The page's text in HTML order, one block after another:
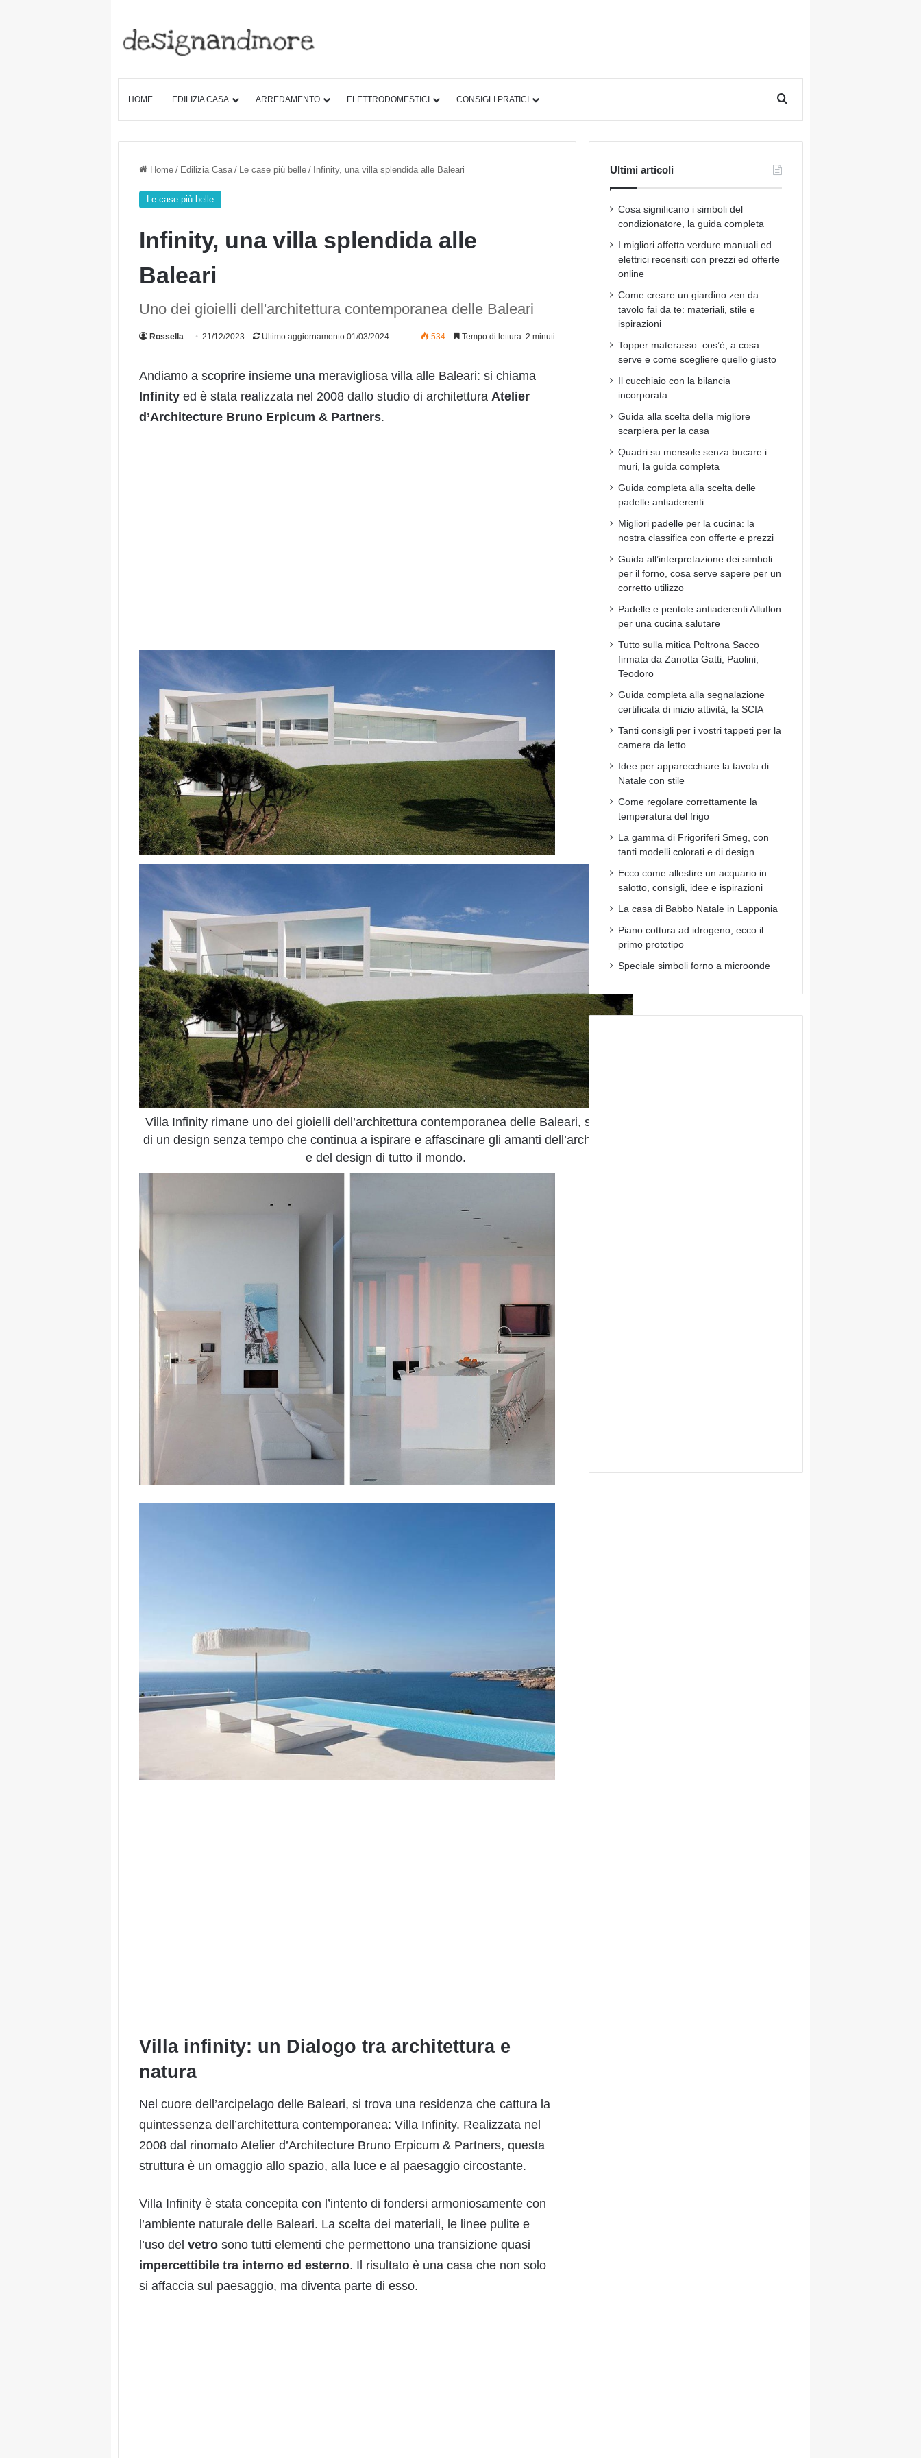
HOME EDILIZIA CASA ARREDAMENTO ELETTRODOMESTICI CONSIGLI PRATICI
Home / Edilizia Casa / Le case più belle / Infinity, una villa splendida alle Baleari
Le case più belle
Infinity, una villa splendida alle
Baleari
Uno dei gioielli dell'architettura contemporanea delle Baleari
Rossella 21/12/2023 Ultimo aggiornamento 01/03/2024 534 Tempo di lettura: 2 minuti
Andiamo a scoprire insieme una meravigliosa villa alle Baleari: si chiama
Infinity ed è stata realizzata nel 2008 dallo studio di architettura Atelier
d’Architecture Bruno Erpicum & Partners.
Villa Infinity rimane uno dei gioielli dell’architettura contemporanea delle Baleari, simbolo
di un design senza tempo che continua a ispirare e affascinare gli amanti dell’architettura
e del design di tutto il mondo.
Villa infinity: un Dialogo tra architettura e
natura
Nel cuore dell’arcipelago delle Baleari, si trova una residenza che cattura la
quintessenza dell’architettura contemporanea: Villa Infinity. Realizzata nel
2008 dal rinomato Atelier d’Architecture Bruno Erpicum & Partners, questa
struttura è un omaggio allo spazio, alla luce e al paesaggio circostante.
Villa Infinity è stata concepita con l’intento di fondersi armoniosamente con
l’ambiente naturale delle Baleari. La scelta dei materiali, le linee pulite e
l’uso del vetro sono tutti elementi che permettono una transizione quasi
impercettibile tra interno ed esterno. Il risultato è una casa che non solo
si affaccia sul paesaggio, ma diventa parte di esso.
Ultimi articoli
Cosa significano i simboli del
condizionatore, la guida completa
I migliori affetta verdure manuali ed
elettrici recensiti con prezzi ed offerte
online
Come creare un giardino zen da
tavolo fai da te: materiali, stile e
ispirazioni
Topper materasso: cos’è, a cosa
serve e come scegliere quello giusto
Il cucchiaio con la bilancia
incorporata
Guida alla scelta della migliore
scarpiera per la casa
Quadri su mensole senza bucare i
muri, la guida completa
Guida completa alla scelta delle
padelle antiaderenti
Migliori padelle per la cucina: la
nostra classifica con offerte e prezzi
Guida all’interpretazione dei simboli
per il forno, cosa serve sapere per un
corretto utilizzo
Padelle e pentole antiaderenti Alluflon
per una cucina salutare
Tutto sulla mitica Poltrona Sacco
firmata da Zanotta Gatti, Paolini,
Teodoro
Guida completa alla segnalazione
certificata di inizio attività, la SCIA
Tanti consigli per i vostri tappeti per la
camera da letto
Idee per apparecchiare la tavola di
Natale con stile
Come regolare correttamente la
temperatura del frigo
La gamma di Frigoriferi Smeg, con
tanti modelli colorati e di design
Ecco come allestire un acquario in
salotto, consigli, idee e ispirazioni
La casa di Babbo Natale in Lapponia
Piano cottura ad idrogeno, ecco il
primo prototipo
Speciale simboli forno a microonde